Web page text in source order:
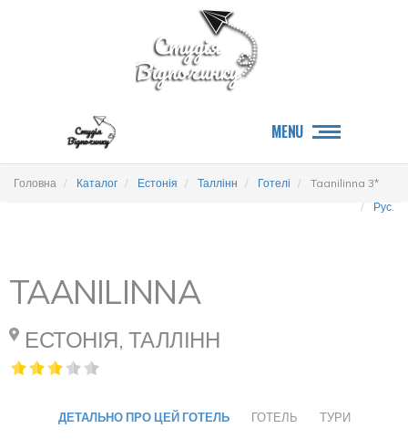
MENU
Головна Каталог Естонія Таллінн Готелі
Taanilinna 3*
Рус.
TAANILINNA
ЕСТОНІЯ, ТАЛЛІНН
ДЕТАЛЬНО ПРО ЦЕЙ ГОТЕЛЬ ГОТЕЛЬ ТУРИ